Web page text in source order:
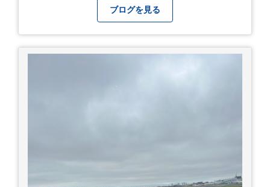
ただいており、豊富な販売ネットワークを活かし
た高価買取が可能です。
ブログを見る